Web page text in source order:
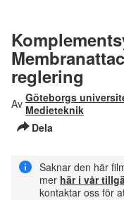
reglering
Av Göteborgs
Medieteknik
Dela
Saknar den här
mer här i vår
kontaktar oss för